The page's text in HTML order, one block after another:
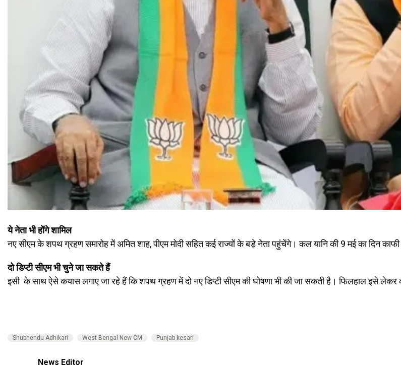
ये नेता भी होंगे शामिल
नए सीएम के शपथ ग्रहण समारोह में अमित शाह, पीएम मोदी सहित कई राज्यों के बड़े नेता पहुंचेंगे। कल यानि की 9 मई का दिन
दो डिप्टी सीएम भी चुने जा सकते हैं
इसी के साथ ऐसे कयास लगाए जा रहे हैं कि शपथ ग्रहण में दो नए डिप्टी सीएम की घोषणा भी की जा सकती है। फिलहाल इसे लेकर
Shubhendu Adhikari West Bengal New CM Punjab kesari
News Editor